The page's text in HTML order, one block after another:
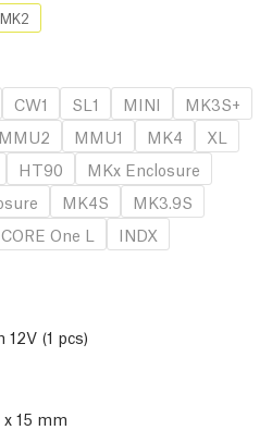
MK2
CW1 SL1 MINI
MK3S+
MMU2 MMU1 MK4
XL
HT90
MKx Enclosure
MK4S
MK3.9S
CORE One L INDX
(1 pcs)
x 15 mm